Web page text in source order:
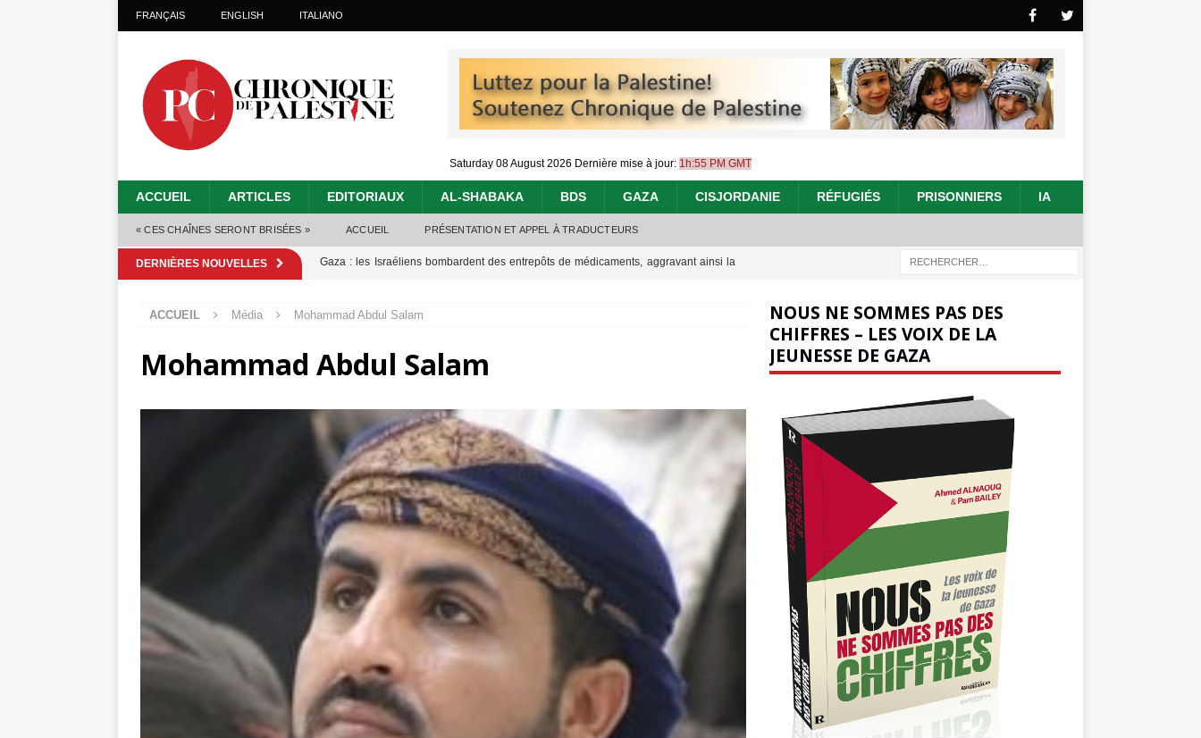
FRANÇAIS ENGLISH ITALIANO
Saturday 08 August 2026 Dernière mise à jour: 1h:55 PM GMT
ACCUEIL ARTICLES EDITORIAUX AL-SHABAKA BDS GAZA CISJORDANIE RÉFUGIÉS PRISONNIERS IA
« CES CHAÎNES SERONT BRISÉES » ACCUEIL PRÉSENTATION ET APPEL À TRADUCTEURS
DERNIÈRES NOUVELLES Gaza : les Israéliens bombardent des entrepôts de médicaments, aggravant ainsi la
Capituler ou mourir : le « processus de paix » à Gaza et la propagande occidentale
6 août 2026 ]
Les Israéliens effacent les preuves du génocide à Gaza [ 4 août 2026 ]
La promesse que j’ai faite à Ismail al-Ghoul[ 8 août 2026 ]
ACCUEIL Média Mohammad Abdul Salam
Mohammad Abdul Salam
NOUS NE SOMMES PAS DES
CHIFFRES – LES VOIX DE LA
JEUNESSE DE GAZA